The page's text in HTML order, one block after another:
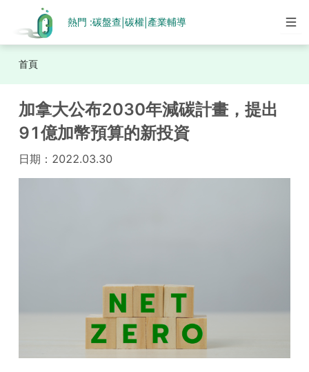
熱門 :碳盤查 碳權| 產業輔導
首頁
加拿大公布2030年減碳計畫，提出
91億加幣預算的新投資
日期： 2022.03.30